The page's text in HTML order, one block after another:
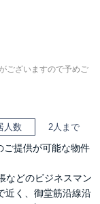
ございますので予めご
人数 2人まで
ご提供が可能な物件
などのビジネスマン
近く、御堂筋沿線沿